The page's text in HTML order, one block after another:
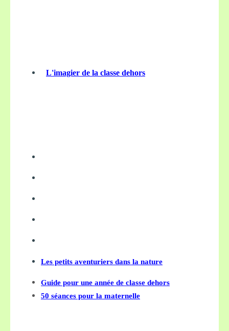
L'imagier de la classe dehors
Les petits aventuriers dans la nature
Guide pour une année de classe dehors
50 séances pour la maternelle